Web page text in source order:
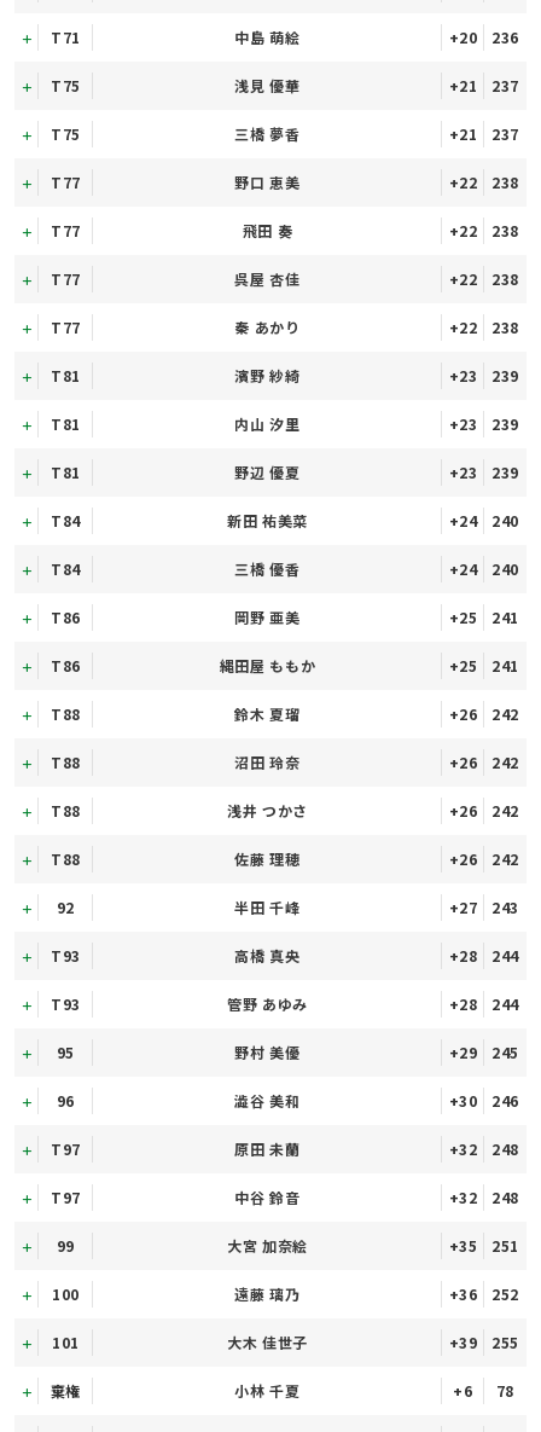
T71 中島 萌絵 +20 236
T75 浅見 優華 +21 237
T75 三橋 夢香 +21 237
T77 野口 恵美 +22 238
T77 飛田 奏 +22 238
T77 呉屋 杏佳 +22 238
T77 秦 あかり +22 238
T81 濱野 紗綺 +23 239
T81 内山 汐里 +23 239
T81 野辺 優夏 +23 239
T84 新田 祐美菜 +24 240
T84 三橋 優香 +24 240
T86 岡野 亜美 +25 241
T86 縄田屋 ももか +25 241
T88 鈴木 夏瑠 +26 242
T88 沼田 玲奈 +26 242
T88 浅井 つかさ +26 242
T88 佐藤 理穂 +26 242
92 半田 千峰 +27 243
T93 高橋 真央 +28 244
T93 管野 あゆみ +28 244
95 野村 美優 +29 245
96 澁谷 美和 +30 246
T97 原田 未蘭 +32 248
T97 中谷 鈴音 +32 248
99 大宮 加奈絵 +35 251
100 遠藤 璃乃 +36 252
101 大木 佳世子 +39 255
棄権 小林 千夏 +6 78